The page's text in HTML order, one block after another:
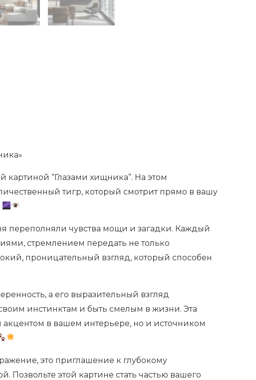
“Глазами хищника”. На этом
тигр, который смотрит прямо в вашу
переполняли чувства мощи и загадки. Каждый
стремлением передать не только
проницательный взгляд, который способен
а его выразительный взгляд
инстинктам и быть смелым в жизни. Эта
акцентом в вашем интерьере, но и источником
это приглашение к глубокому
этой картине стать частью вашего